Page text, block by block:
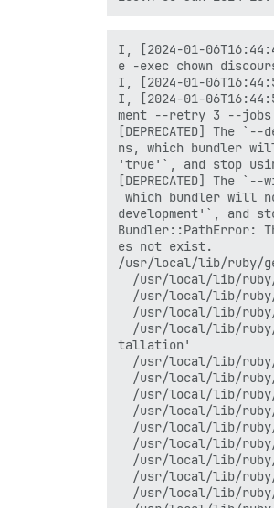
I, [2024-01-
e -exec chown
I, [2024-01-
I, [2024-01-
ment --retry 3 --jobs
[DEPRECATED] The
ns, which bundler
'true'`, and stop
[DEPRECATED]
which bundler will
development'`, and
Bundler::PathError:
es not exist.
/usr/local/lib/ruby/
/usr/local/lib/
/usr/local/lib/
/usr/local/lib/
/usr/local/lib/
tallation'
/usr/local/lib/
/usr/local/lib/
/usr/local/lib/
/usr/local/lib/
/usr/local/lib/
/usr/local/lib/
/usr/local/lib/
/usr/local/lib/
/usr/local/lib/